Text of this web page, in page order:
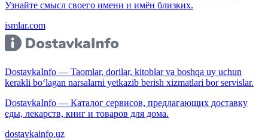
Узнайте смысл своего имени и имён близких.
ismlar.com
DostavkaInfo — Taomlar, dorilar, kitoblar va boshqa uy uchun
kerakli bo‘lagan narsalarni yetkazib berish xizmatlari bor servislar.
DostavkaInfo — Каталог сервисов, предлагающих доставку
еды, лекарств, книг и товаров для дома.
dostavkainfo.uz